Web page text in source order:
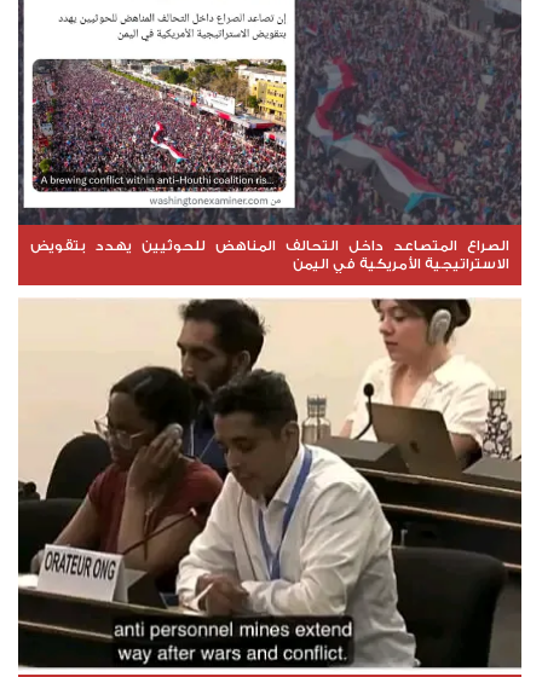
الصراع المتصاعد داخل التحالف المناهض للحوثيين يهدد بتقويض
الاستراتيجية الأمريكية في اليمن